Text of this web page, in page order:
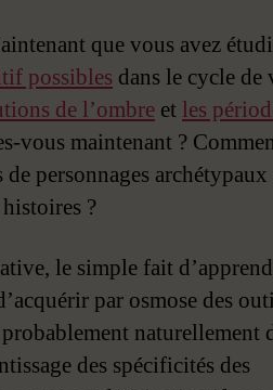
que vous avez
possibles dans le cycle de
de l’ombre et les
vous maintenant ?
personnages archétypaux
?
le simple fait
par osmose des
naturellement
des spécificités des